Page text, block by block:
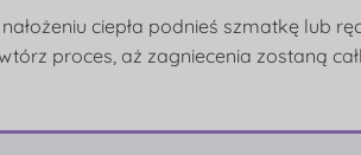
ciepła podnieś szmatkę lub
proces, aż zagniecenia zostaną